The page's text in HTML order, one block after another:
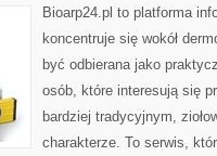
Bioarp24.pl to platforma
koncentruje się wokół
być odbierana jako
osób, które interesują się
bardziej tradycyjnym,
charakterze. To serwis,